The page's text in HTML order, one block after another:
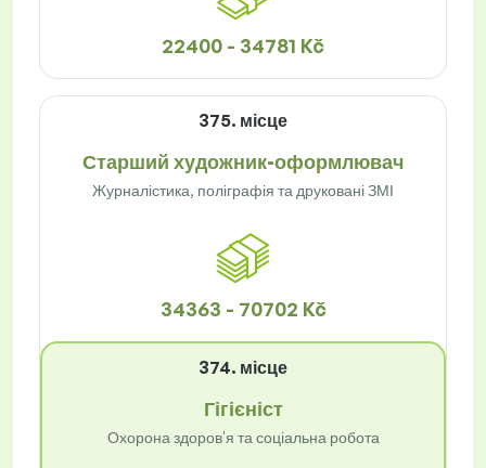
22400 - 34781 Kč
375. місце
Старший художник-оформлювач
Журналістика, поліграфія та друковані ЗМІ
34363 - 70702 Kč
374. місце
Гігієніст
Охорона здоров'я та соціальна робота